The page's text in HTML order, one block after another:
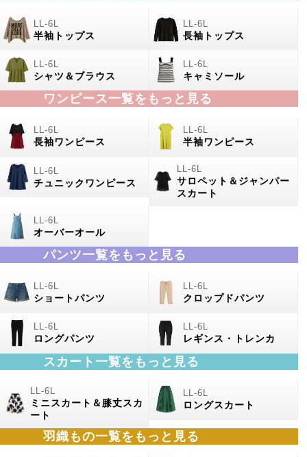
半袖トップス 長袖トップス
シャツ＆ブラウス キャミソール
ワンピース一覧をもっと見る
長袖ワンピース 半袖ワンピース
チュニックワンピース
サロペット＆ジャンパー
スカート
オーバーオール
パンツ一覧をもっと見る
ショートパンツ クロップドパンツ
ロングパンツ レギンス・トレンカ
スカート一覧をもっと見る
ミニスカート＆膝丈スカ
ート
ロングスカート
羽織もの一覧をもっと見る